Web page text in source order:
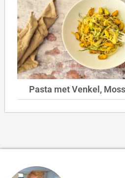
Pasta met Venkel,